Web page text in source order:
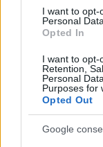
I want to opt-
Personal
Opted In
I want to opt-
Retention,
Personal
Purposes for
Opted Out
Google
1. desember
11:00:
Startlister,
Se også: